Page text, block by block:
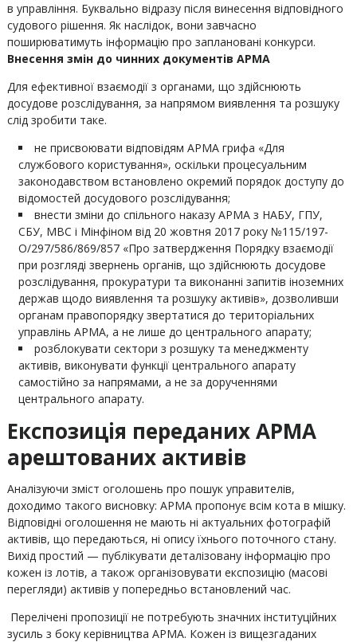
в управління. Буквально відразу після винесення відповідного
судового рішення. Як наслідок, вони завчасно
поширюватимуть інформацію про заплановані конкурси.
Внесення змін до чинних документів АРМА
Для ефективної взаємодії з органами, що здійснюють
досудове розслідування, за напрямом виявлення та розшуку
слід зробити таке.
не присвоювати відповідям АРМА грифа «Для
службового користування», оскільки процесуальним
законодавством встановлено окремий порядок доступу до
відомостей досудового розслідування;
внести зміни до спільного наказу АРМА з НАБУ, ГПУ,
СБУ, МВС і Мінфіном від 20 жовтня 2017 року №115/197-
О/297/586/869/857 «Про затвердження Порядку взаємодії
при розгляді звернень органів, що здійснюють досудове
розслідування, прокуратури та виконанні запитів іноземних
держав щодо виявлення та розшуку активів», дозволивши
органам правопорядку звертатися до територіальних
управлінь АРМА, а не лише до центрального апарату;
розблокувати сектори з розшуку та менеджменту
активів, виконувати функції центрального апарату
самостійно за напрямами, а не за дорученнями
центрального апарату.
Експозиція переданих АРМА
арештованих активів
Аналізуючи зміст оголошень про пошук управителів,
доходимо такого висновку: АРМА пропонує всім кота в мішку.
Відповідні оголошення не мають ні актуальних фотографій
активів, що передаються, ні опису їхнього поточного стану.
Вихід простий — публікувати деталізовану інформацію про
кожен із лотів, а також організовувати експозицію (масові
перегляди) активів у попередньо встановлений час.
Перелічені пропозиції не потребують значних інституційних
зусиль з боку керівництва АРМА. Кожен із вищезгаданих